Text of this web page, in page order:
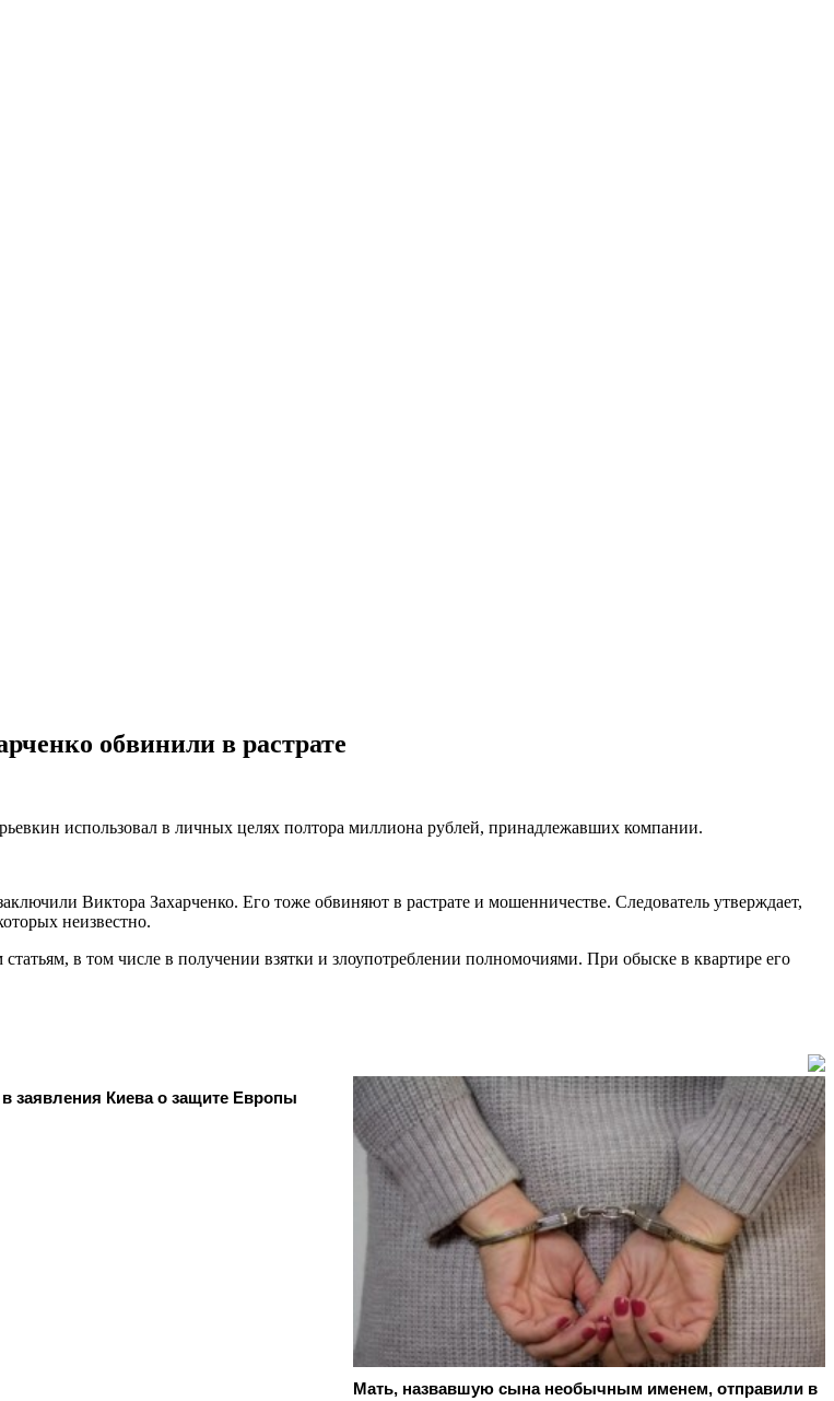
обвинили в растрате
использовал в личных целях полтора миллиона рублей, принадлежавших компании.
Виктора Захарченко. Его тоже обвиняют в растрате и мошенничестве. Следователь утверждает,
неизвестно.
в том числе в получении взятки и злоупотреблении полномочиями. При обыске в квартире его
заявления Киева о защите Европы
Мать, назвавшую сына необычным именем, отправили в